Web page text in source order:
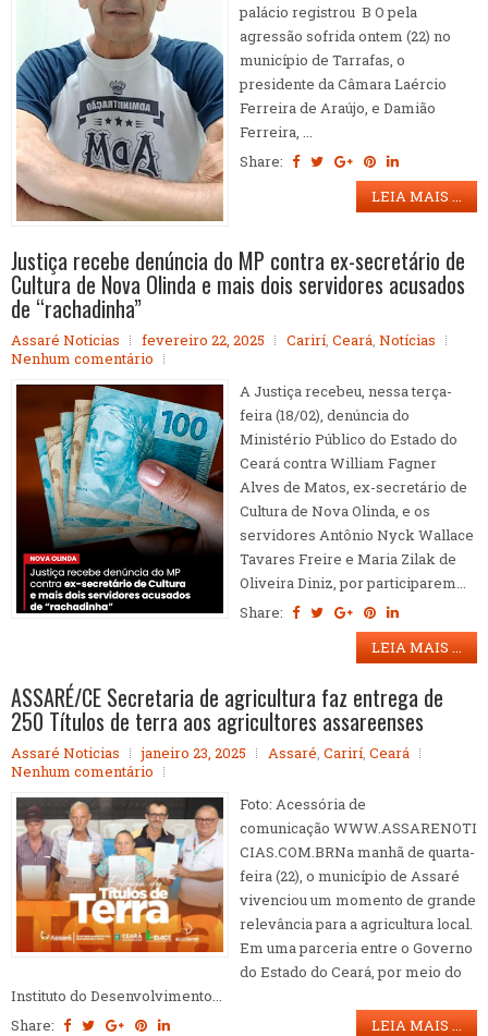
palácio registrou B O pela
agressão sofrida ontem (22) no
município de Tarrafas, o
presidente da Câmara Laércio
Ferreira de Araújo, e Damião
Ferreira, ...
Share:
LEIA MAIS ...
Justiça recebe denúncia do MP contra ex-secretário de
Cultura de Nova Olinda e mais dois servidores acusados
de “rachadinha”
Assaré Noticias fevereiro 22, 2025 Carirí, Ceará, Notícias
Nenhum comentário
A Justiça recebeu, nessa terça-
feira (18/02), denúncia do
Ministério Público do Estado do
Ceará contra William Fagner
Alves de Matos, ex-secretário de
Cultura de Nova Olinda, e os
servidores Antônio Nyck Wallace
Tavares Freire e Maria Zilak de
Oliveira Diniz, por participarem...
Share:
LEIA MAIS ...
ASSARÉ/CE Secretaria de agricultura faz entrega de
250 Títulos de terra aos agricultores assareenses
Assaré Noticias janeiro 23, 2025 Assaré, Carirí, Ceará
Nenhum comentário
Foto: Acessória de
comunicação WWW.ASSARENOTI
CIAS.COM.BRNa manhã de quarta-
feira (22), o município de Assaré
vivenciou um momento de grande
relevância para a agricultura local.
Em uma parceria entre o Governo
do Estado do Ceará, por meio do
Instituto do Desenvolvimento...
Share:
LEIA MAIS ...